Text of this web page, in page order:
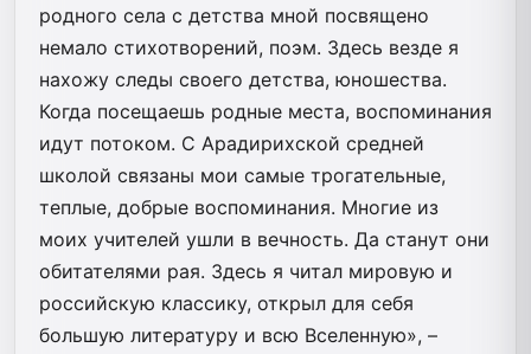
родного села с детства мной посвящено
немало стихотворений, поэм. Здесь везде я
нахожу следы своего детства, юношества.
Когда посещаешь родные места, воспоминания
идут потоком. С Арадирихской средней
школой связаны мои самые трогательные,
теплые, добрые воспоминания. Многие из
моих учителей ушли в вечность. Да станут они
обитателями рая. Здесь я читал мировую и
российскую классику, открыл для себя
большую литературу и всю Вселенную», –